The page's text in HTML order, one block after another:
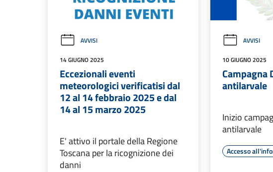
AVVISI
14 GIUGNO 2025
Eccezionali eventi
meteorologici verificatisi dal
12 al 14 febbraio 2025 e dal
14 al 15 marzo 2025
E' attivo il portale della Regione
Toscana per la ricognizione dei
danni
AVVISI
10 GIUGNO 2025
Campagna
antilarvale
Inizio
antilarvale
Accesso